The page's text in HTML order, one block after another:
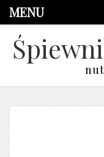
MENU